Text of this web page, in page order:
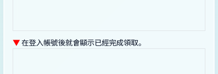
▼在登入帳號後就會顯示已經完成領取。